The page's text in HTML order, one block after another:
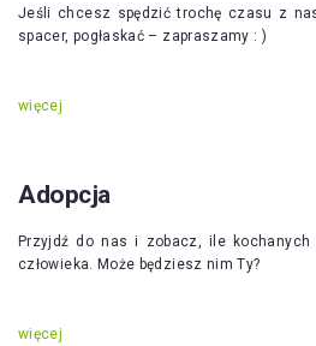
Jeśli chcesz spędzić trochę czasu z
spacer, pogłaskać – zapraszamy : )
więcej
Adopcja
Przyjdź do nas i zobacz, ile
człowieka. Może będziesz nim Ty?
więcej